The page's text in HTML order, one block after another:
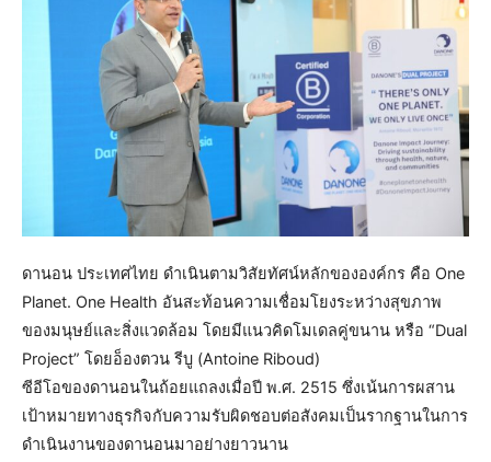
ดานอน ประเทศไทย ดำเนินตามวิสัยทัศน์หลักขององค์กร คือ One
Planet. One Health อันสะท้อนความเชื่อมโยงระหว่างสุขภาพ
ของมนุษย์และสิ่งแวดล้อม โดยมีแนวคิดโมเดลคู่ขนาน หรือ “Dual
Project” โดยอ็องตวน รีบู (Antoine Riboud)
ซีอีโอของดานอนในถ้อยแถลงเมื่อปี พ.ศ. 2515 ซึ่งเน้นการผสาน
เป้าหมายทางธุรกิจกับความรับผิดชอบต่อสังคมเป็นรากฐานในการ
ดำเนินงานของดานอนมาอย่างยาวนาน